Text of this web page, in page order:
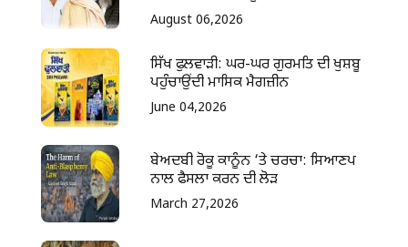
August 06,2026
ਸਿੱਖ ਫੁਲਵਾੜੀ: ਘਰ-ਘਰ ਗੁਰਮਤਿ ਦੀ ਖੁਸ਼ਬੂ
ਪਹੁੰਚਾਉਂਦੀ ਮਾਸਿਕ ਮੈਗਜ਼ੀਨ
June 04,2026
ਬੇਅਦਬੀ ਰੋਕੂ ਕਾਨੂੰਨ ‘ਤੇ ਚਰਚਾ: ਸਿਆਣਪ
ਨਾਲ ਫੈਸਲਾ ਕਰਨ ਦੀ ਲੋੜ
March 27,2026